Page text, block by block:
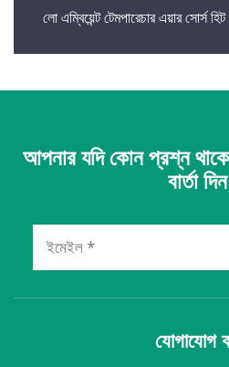
লো এম্বিয়েন্ট টেমপারেচার এয়ার সোর্স
আপনার যদি কোন প্রশ্ন
বার্তা
যোগাযোগ